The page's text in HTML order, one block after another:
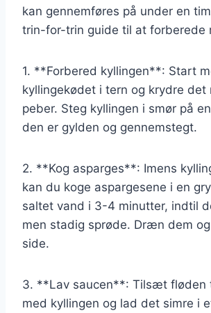
kan gennemføres på under en
trin-for-trin guide til at forberede
1. **Forbered kyllingen**: Start
kyllingekødet i tern og krydre det
peber. Steg kyllingen i smør på
den er gylden og gennemstegt.
2. **Kog asparges**: Imens
kan du koge aspargesene i en
saltet vand i 3-4 minutter, indtil
men stadig sprøde. Dræn dem
side.
3. **Lav saucen**: Tilsæt fløden
med kyllingen og lad det simre i